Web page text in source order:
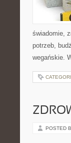
świadomie,
potrzeb,
wegańskie.
POSTED